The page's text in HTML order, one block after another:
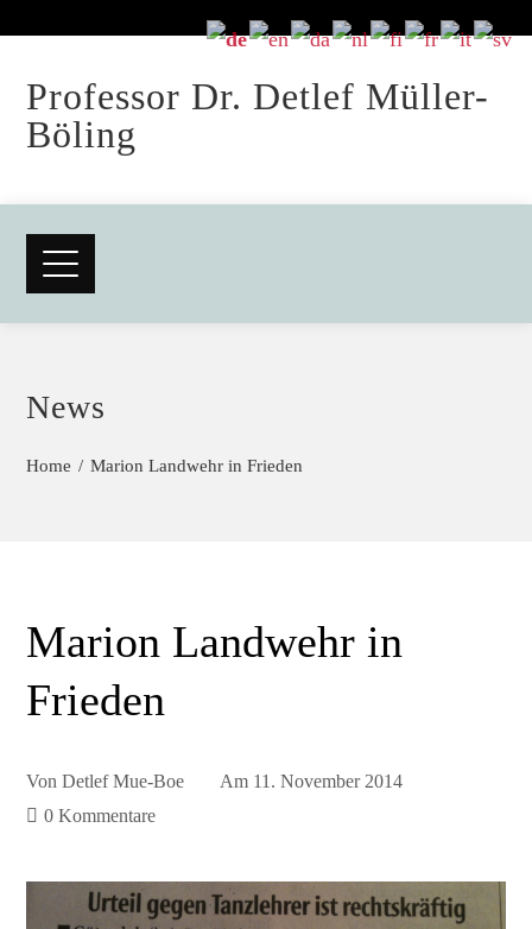
Professor Dr. Detlef Müller-
Böling
News
Home Marion Landwehr in Frieden
Marion Landwehr in
Frieden
VonDetlef Mue-Boe Am 11. November 2014
0 Kommentare